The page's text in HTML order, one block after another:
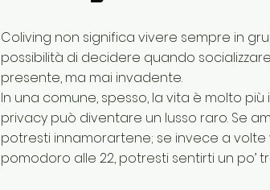
Coliving non significa vivere sempre in
possibilità di decidere quando
presente, ma mai invadente.
In una comune, spesso, la vita è molto
privacy può diventare un lusso raro. Se
potresti innamorartene; se invece a
pomodoro alle 22, potresti sentirti un po’